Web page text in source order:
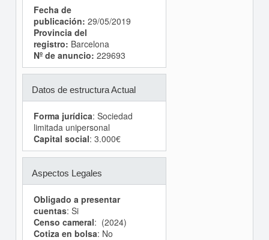
Fecha de
publicación: 29/05/2019
Provincia del
registro: Barcelona
Nº de anuncio: 229693
Datos de estructura Actual
Forma jurídica: Sociedad
limitada unipersonal
Capital social: 3.000€
Aspectos Legales
Obligado a presentar
cuentas: Si
Censo cameral: (2024)
Cotiza en bolsa: No